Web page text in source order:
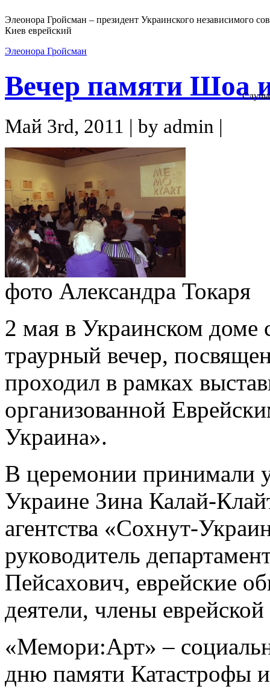
Элеонора Гройсман – президент Украинского независимого
Киев еврейский
Элеонора Гройсман
Вечер памяти Шоа
Май 3rd, 2011 | by admin |
фото Александра Токаря
2 мая в Украинском доме
траурный вечер,
проходил в рамках
организованной
Украина».
В церемонии принимали
Украине Зина Калай-
агентства «Сохнут-
руководитель
Пейсахович, еврейские
деятели, члены
«Мемори:Арт» –
дню памяти Катастрофы и